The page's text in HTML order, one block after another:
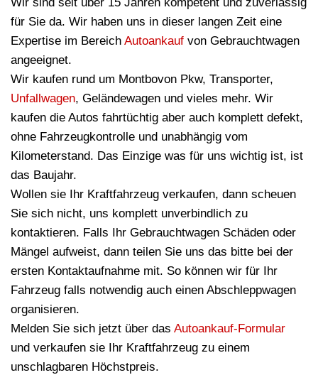
für Sie da. Wir haben uns in dieser langen Zeit eine
Expertise im Bereich Autoankauf von Gebrauchtwagen
angeeignet.
Wir kaufen rund um Montbovon Pkw, Transporter,
Unfallwagen, Geländewagen und vieles mehr. Wir
kaufen die Autos fahrtüchtig aber auch komplett defekt,
ohne Fahrzeugkontrolle und unabhängig vom
Kilometerstand. Das Einzige was für uns wichtig ist, ist
das Baujahr.
Wollen sie Ihr Kraftfahrzeug verkaufen, dann scheuen
Sie sich nicht, uns komplett unverbindlich zu
kontaktieren. Falls Ihr Gebrauchtwagen Schäden oder
Mängel aufweist, dann teilen Sie uns das bitte bei der
ersten Kontaktaufnahme mit. So können wir für Ihr
Fahrzeug falls notwendig auch einen Abschleppwagen
organisieren.
Melden Sie sich jetzt über das Autoankauf-Formular
und verkaufen sie Ihr Kraftfahrzeug zu einem
unschlagbaren Höchstpreis.